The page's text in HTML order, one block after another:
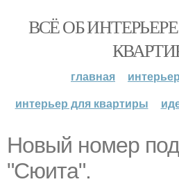
ВСЁ ОБ
главная
интерьер для квартиры
Новый номер
"Сюита".